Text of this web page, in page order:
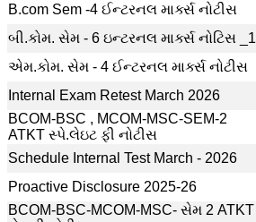
B.com Sem -4 ઈન્ટરનલ માર્ક્સ નોટીસ
બી.કોમ. સેમ - 6 ઇન્ટરનલ માર્ક્સ નોટિસ _1
એમ.કોમ. સેમ - 4 ઈન્ટરનલ માર્ક્સ નોટીસ
Internal Exam Retest March 2026
BCOM-BSC , MCOM-MSC-SEM-2
ATKT સ્પે.લેઇટ ફી નોટીસ
Schedule Internal Test March - 2026
Proactive Disclosure 2025-26
BCOM-BSC-MCOM-MSC- સેમ 2 ATKT